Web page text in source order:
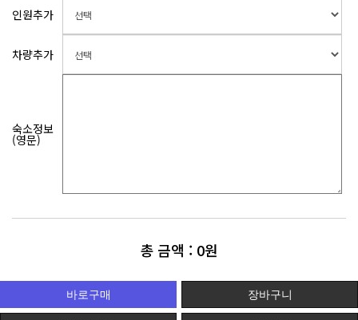
인원추가
차량추가
숙소정보
(영문)
총 금액 : 0원